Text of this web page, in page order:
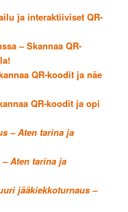
ja interaktiiviset QR-
– Skannaa QR-
QR-koodit ja näe
QR-koodit ja opi
– Aten tarina ja
Aten tarina ja
jääkiekkoturnaus –